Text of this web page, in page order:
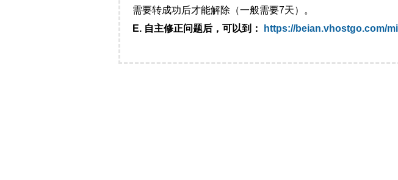
需要转成功后才能解除（一般需要7天）。
E. 自主修正问题后，可以到：
https://beian.vhostgo.com/